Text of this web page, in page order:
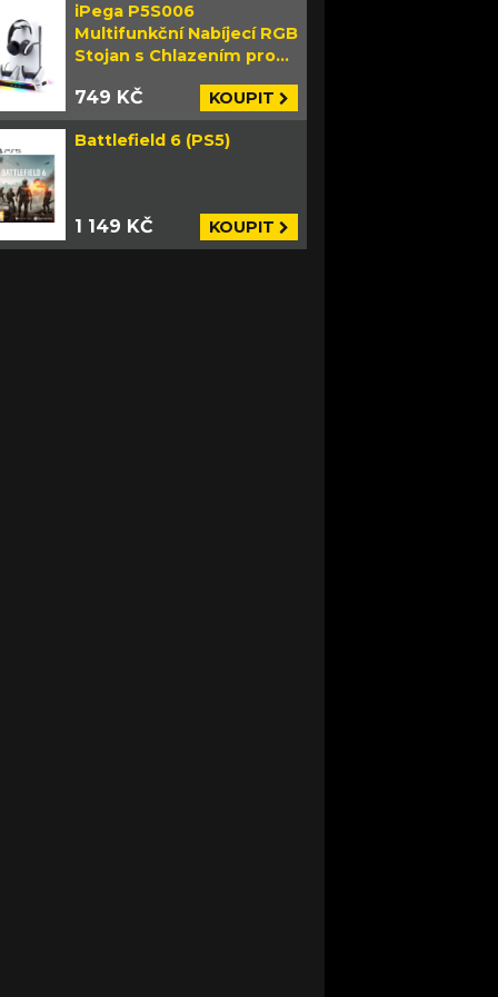
iPega P5S006
Multifunkční Nabíjecí RGB
Stojan s Chlazením pro
749 KČ KOUPIT
Battlefield 6 (PS5)
1 149 KČ KOUPIT